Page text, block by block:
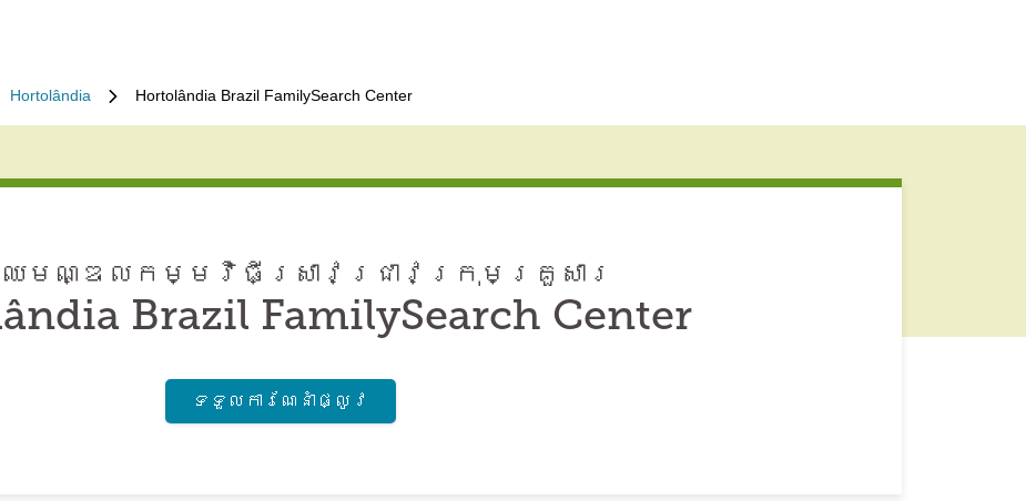
Hortolândia Hortolândia Brazil FamilySearch Center
មណ្ឌល​កម្មវិធី​ស្រាវជ្រាវ​ក្រុមគ្រួសារ
Brazil FamilySearch Center
ទទួល​ការណែនាំ​ផ្លូវ